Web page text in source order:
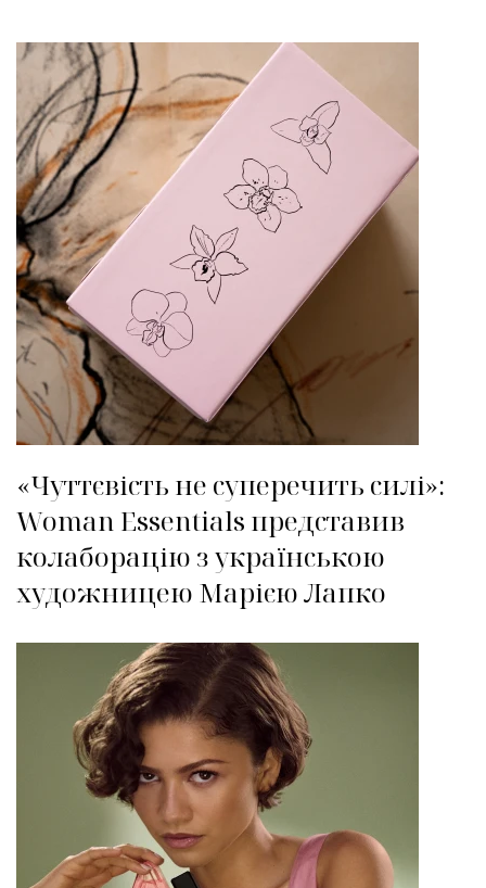
«Чуттєвість не суперечить силі»:
Woman Essentials представив
колаборацію з українською
художницею Марією Лапко